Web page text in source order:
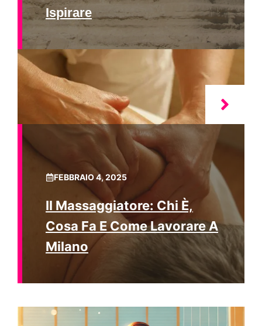
Ispirare
FEBBRAIO 4, 2025
Il Massaggiatore: Chi È,
Cosa Fa E Come Lavorare A
Milano